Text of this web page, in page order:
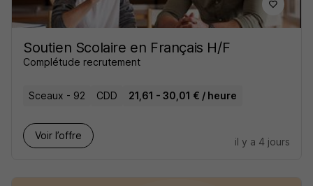
Soutien Scolaire en Français H/F
Complétude recrutement
Sceaux - 92 CDD 21,61 - 30,01 € / heure
Voir l’offre
il y a 4 jours